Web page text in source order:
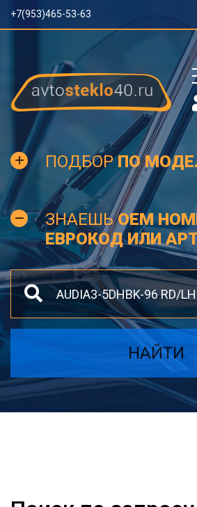
+7(953)465-53-63
ПОДБОРПО
ЗНАЕШЬOEM
ЕВРОКОД ИЛИ
НАЙТИ